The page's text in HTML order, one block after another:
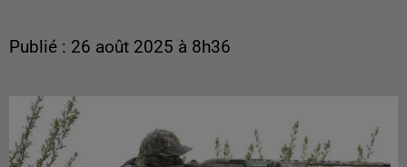
Publié : 26 août 2025 à 8h36